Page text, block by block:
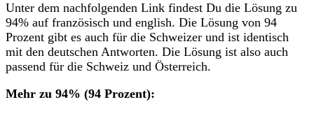
Unter dem nachfolgenden Link findest Du die Lösung zu
94% auf französisch und english. Die Lösung von 94
Prozent gibt es auch für die Schweizer und ist identisch
mit den deutschen Antworten. Die Lösung ist also auch
passend für die Schweiz und Österreich.
Mehr zu 94% (94 Prozent):